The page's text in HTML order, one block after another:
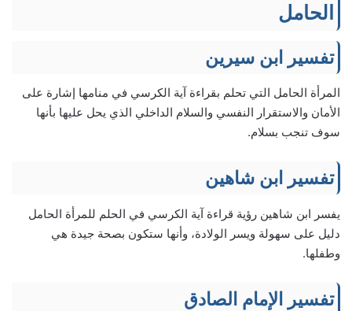
الحامل
تفسير ابن سيرين
المرأة الحامل التي تحلم بقراءة آية الكرسي في منامها إشارة على
الأمان والاستقرار النفسي والسلام الداخلي الذي يحل عليها بأنها
سوف تنجب بسلام.
تفسير ابن شاهين
يفسر ابن شاهين رؤية قراءة آية الكرسي في الحلم للمرأة الحامل
دليل على سهولة ويسر الولادة، وأنها ستكون بصحة جيدة هي
وطفلها.
تفسير الإمام الصادق